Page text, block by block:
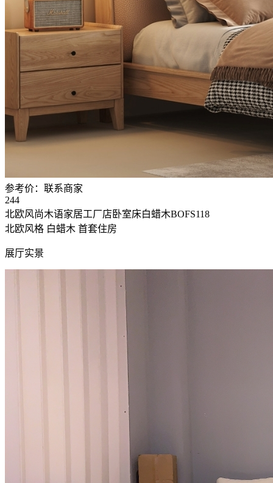
参考价： 联系商家
244
北欧风尚木语家居工厂店卧室床白蜡木BOFS118
北欧风格 白蜡木 首套住房
展厅实景